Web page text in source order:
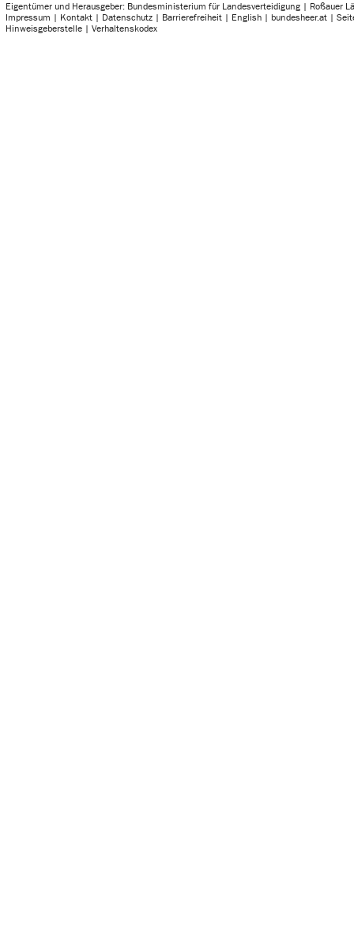
Eigentümer und Herausgeber: Bundesministerium für Landesverteidigung | Roßauer
Impressum | Kontakt | Datenschutz | Barrierefreiheit | English | bundesheer.at |
Hinweisgeberstelle |Verhaltenskodex